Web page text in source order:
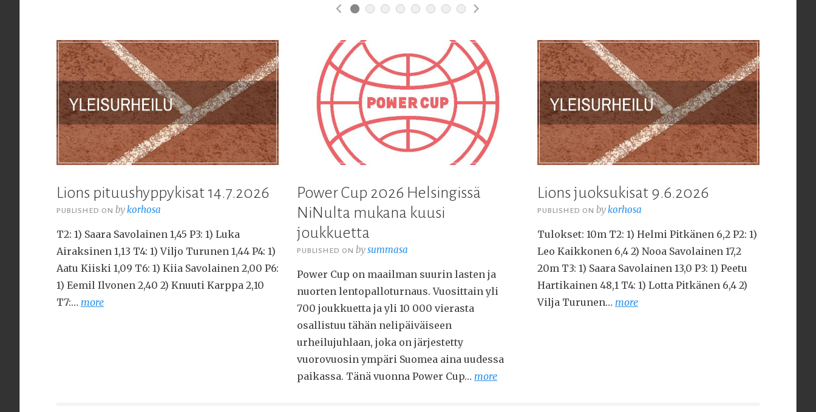
Previous
Slide
Lions pituushyppykisat 14.7.2026
PUBLISHED ONby korhosa
T2: 1) Saara Savolainen 1,45 P3: 1) Luka
Airaksinen 1,13 T4: 1) Viljo Turunen 1,44 P4: 1)
Aatu Kiiski 1,09 T6: 1) Kiia Savolainen 2,00 P6:
1) Eemil Ilvonen 2,40 2) Knuuti Karppa 2,10
T7:… more
Power Cup 2026 Helsingissä
NiNulta mukana kuusi
joukkuetta
PUBLISHED ONbysummasa
Power Cup on maailman suurin lasten ja
nuorten lentopalloturnaus. Vuosittain yli
700 joukkuetta ja yli 10 000 vierasta
osallistuu tähän nelipäiväiseen
urheilujuhlaan, joka on järjestetty
vuorovuosin ympäri Suomea aina uudessa
paikassa. Tänä vuonna Power Cup… more
Lions juoksukisat 9.6.2026
PUBLISHED ONby korhosa
Tulokset: 10m T2: 1) Helmi Pitkänen 6,2 P2: 1)
Leo Kaikkonen 6,4 2) Nooa Savolainen 17,2
20m T3: 1) Saara Savolainen 13,0 P3: 1) Peetu
Hartikainen 48,1 T4: 1) Lotta Pitkänen 6,4 2)
Vilja Turunen… more